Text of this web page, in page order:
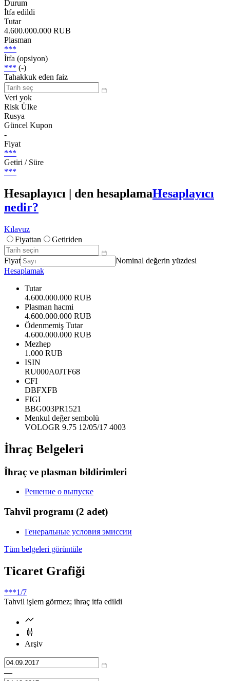
Durum
İtfa edildi
Tutar
4.600.000.000 RUB
Plasman
***
İtfa (opsiyon)
*** (-)
Tahakkuk eden faiz
Veri yok
Risk Ülke
Rusya
Güncel Kupon
-
Fiyat
***
Getiri / Süre
***
Hesaplayıcı | den hesaplamaHesaplayıcı
nedir?
Kılavuz
Fiyattan
Getiriden
Fiyat
Nominal değerin yüzdesi
Hesaplamak
Tutar
4.600.000.000 RUB
Plasman hacmi
4.600.000.000 RUB
Ödenmemiş Tutar
4.600.000.000 RUB
Mezhep
1.000 RUB
ISIN
RU000A0JTF68
CFI
DBFXFB
FIGI
BBG003PR1521
Menkul değer sembolü
VOLOGR 9.75 12/05/17 4003
İhraç Belgeleri
İhraç ve plasman bildirimleri
Решение о выпуске
Tahvil programı (2 adet)
Генеральные условия эмиссии
Tüm belgeleri görüntüle
Ticaret Grafiği
***1/7
Tahvil işlem görmez; ihraç itfa edildi
Arşiv
—